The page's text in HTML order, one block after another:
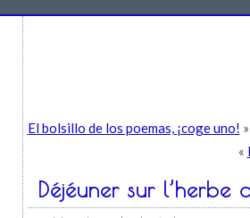
El bolsillo de los poemas, ¡coge uno! »
«
Déjéuner sur